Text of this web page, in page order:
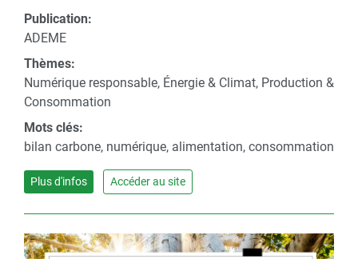
Publication:
ADEME
Thèmes:
Numérique responsable, Énergie & Climat, Production &
Consommation
Mots clés:
bilan carbone, numérique, alimentation, consommation
Plus d'infos Accéder au site